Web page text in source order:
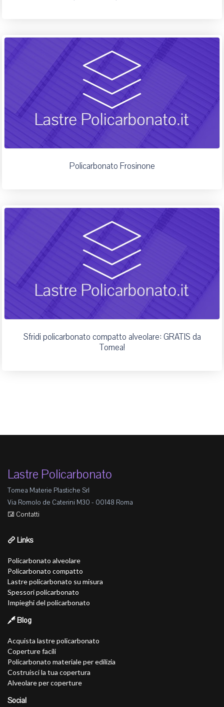
Policarbonato Frosinone
Sfridi policarbonato compatto alveolare: GRATIS da
Tomea!
Lastre Policarbonato
Tomea Materie Plastiche Srl
Via Romolo de Caterini M30 - 00148 Roma
Contatti
Links
Policarbonato alveolare
Policarbonato compatto
Lastre policarbonato su misura
Spessori policarbonato
Impieghi del policarbonato
Blog
Acquista lastre policarbonato
Coperture facili
Policarbonato materiale per edilizia
Costruisci la tua copertura
Alveolare per coperture
Social